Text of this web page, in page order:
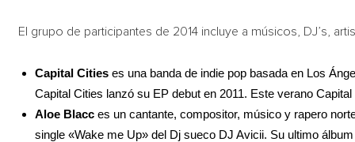
El grupo de participantes de 2014 incluye a músicos, DJ’s,
Capital Citieses una banda de indie pop basada en Los
Capital Cities lanzó su EP debut en 2011. Este verano
Aloe Blacc es un cantante, compositor, músico y rapero
single «Wake me Up» del Dj sueco DJ Avicii. Su ultimo